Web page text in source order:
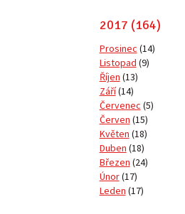
2017 (164)
Prosinec (14)
Listopad (9)
Říjen (13)
Září(14)
Červenec (5)
Červen (15)
Květen (18)
Duben (18)
Březen (24)
Únor(17)
Leden (17)